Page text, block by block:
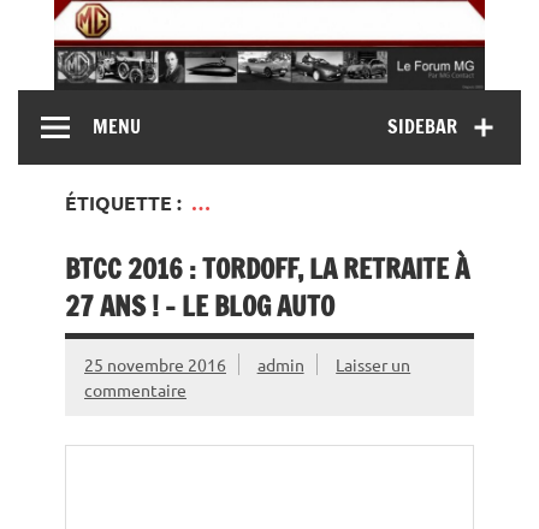
content
MG Contact
MG B, MG F, MG A, Midget…)SIDEBAR
MENU
ÉTIQUETTE : …
BTCC 2016 : TORDOFF, LA RETRAITE À
27 ANS ! – LE BLOG AUTO
25 novembre 2016 admin
Laisser un
commentaire